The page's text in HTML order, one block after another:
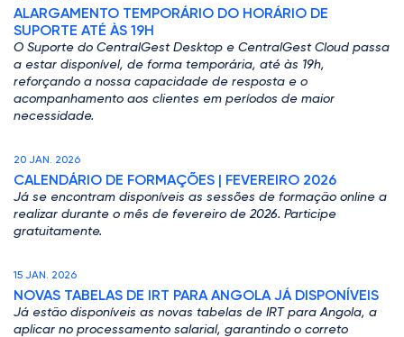
ALARGAMENTO TEMPORÁRIO DO HORÁRIO DE
SUPORTE ATÉ ÀS 19H
O Suporte do CentralGest Desktop e CentralGest Cloud passa
a estar disponível, de forma temporária, até às 19h,
reforçando a nossa capacidade de resposta e o
acompanhamento aos clientes em períodos de maior
necessidade.
20 JAN. 2026
CALENDÁRIO DE FORMAÇÕES | FEVEREIRO 2026
Já se encontram disponíveis as sessões de formação online a
realizar durante o mês de fevereiro de 2026. Participe
gratuitamente.
15 JAN. 2026
NOVAS TABELAS DE IRT PARA ANGOLA JÁ DISPONÍVEIS
Já estão disponíveis as novas tabelas de IRT para Angola, a
aplicar no processamento salarial, garantindo o correto